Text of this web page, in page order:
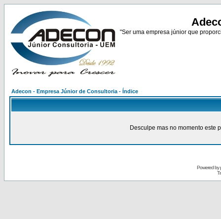
"Ser uma empresa júnior que
Adecon - Empresa Júnior de Consultoria - Índice
Desculpe mas no momento este
Powered by